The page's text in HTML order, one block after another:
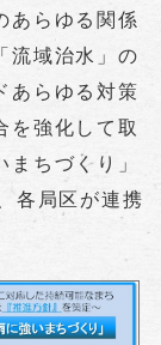
あらゆる関係
流域治水」の
あらゆる対策
を強化して取
ちづくり」
各局区が連携